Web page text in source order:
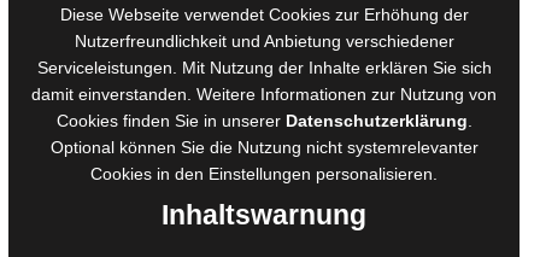
AGB für Medienprojekte
Online-Artikel
Manuskripte einreichen
Ausschreibungen
Belegexemplare
Eigenbedarfsexemplare
Diese Webseite verwendet Cookies zur Erhöhung der
Nutzerfreundlichkeit und Anbietung verschiedener
Serviceleistungen. Mit Nutzung der Inhalte erklären Sie sich
damit einverstanden. Weitere Informationen zur Nutzung von
Cookies finden Sie in unserer Datenschutzerklärung
Optional können Sie die Nutzung nicht systemrelevanter
Cookies in den Einstellungen personalisieren.
Inhaltswarnung